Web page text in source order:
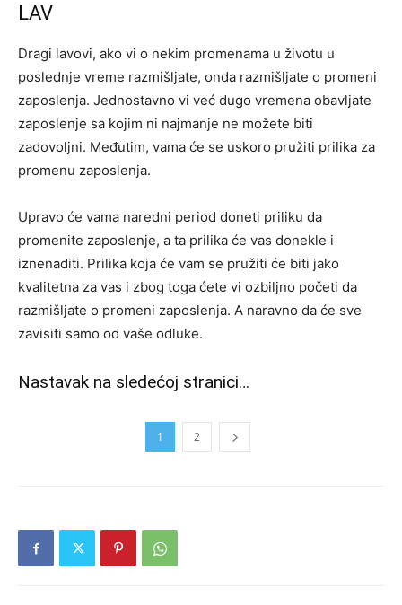
LAV
Dragi lavovi, ako vi o nekim promenama u životu u
poslednje vreme razmišljate, onda razmišljate o promeni
zaposlenja. Jednostavno vi već dugo vremena obavljate
zaposlenje sa kojim ni najmanje ne možete biti
zadovoljni. Međutim, vama će se uskoro pružiti prilika za
promenu zaposlenja.
Upravo će vama naredni period doneti priliku da
promenite zaposlenje, a ta prilika će vas donekle i
iznenaditi. Prilika koja će vam se pružiti će biti jako
kvalitetna za vas i zbog toga ćete vi ozbiljno početi da
razmišljate o promeni zaposlenja. A naravno da će sve
zavisiti samo od vaše odluke.
Nastavak na sledećoj stranici…
1 2